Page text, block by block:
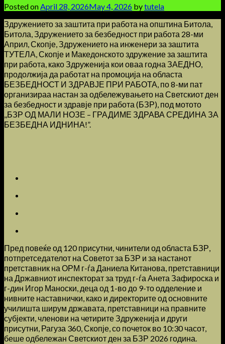
Posted onApril 28, 2026May 4, 2026 bytutela
Здружението за заштита при работа на општина Битола,
Битола, Здружението за безбедност при работа 28-ми
Април, Скопје, Здружението на инженери за заштита
ТУТЕЛА, Скопје и Македонското здружение за заштита
при работа, како Здруженија кои оваа годна ЗАЕДНО,
продолжија да работат на промоција на областа
БЕЗБЕДНОСТ И ЗДРАВЈЕ ПРИ РАБОТА, по 8-ми пат
организираа настан за одбележувањето на Светскиот ден
за безбедност и здравје при работа (БЗР), под мотото
,,БЗР ОД МАЛИ НОЗЕ – ГРАДИМЕ ЗДРАВА СРЕДИНА ЗА
БЕЗБЕДНА ИДНИНА!”.
Пред повеќе од 120 присутни, чинители од областа БЗР,
потпретседателот на Советот за БЗР и за настанот
претставник на ОРМ г-ѓа Даниела Китанова, претставници
на Државниот инспекторат за труд г-ѓа Анета Зафироска и
г-дин Игор Маноски, деца од 1-во до 9-то одделение и
нивните наставнички, како и директорите од основните
училишта ширум државата, претставници на правните
субјекти, членови на четирите Здруженија и други
присутни, Рагуза 360, Скопје, со почеток во 10:30 часот,
беше одбележан Светскиот ден за БЗР 2026 година.